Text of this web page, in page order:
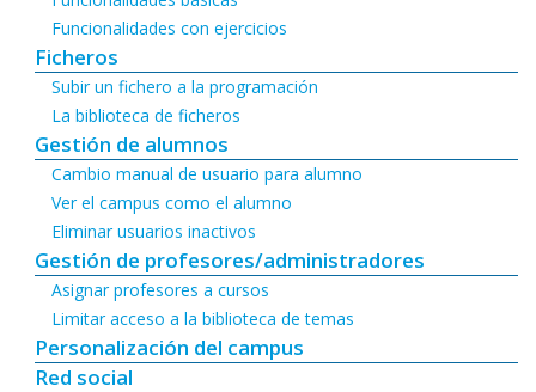
Funcionalidades con ejercicios
Ficheros
Subir un fichero a la programación
La biblioteca de ficheros
Gestión de alumnos
Cambio manual de usuario para alumno
Ver el campus como el alumno
Eliminar usuarios inactivos
Gestión de profesores/administradores
Asignar profesores a cursos
Limitar acceso a la biblioteca de temas
Personalización del campus
Red social